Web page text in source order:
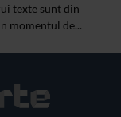
texte sunt din
momentul de...